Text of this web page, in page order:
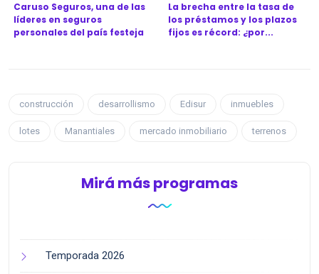
Caruso Seguros, una de las
líderes en seguros
personales del país festeja
La brecha entre la tasa de
los préstamos y los plazos
fijos es récord: ¿por...
construcción desarrollismo Edisur inmuebles
lotes Manantiales mercado inmobiliario terrenos
Mirá más programas
Temporada 2026